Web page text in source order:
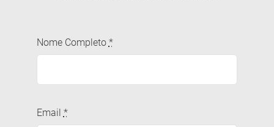
Nome Completo *
Email *